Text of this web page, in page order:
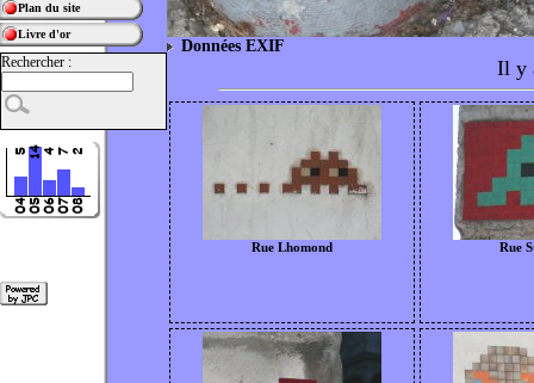
Plan du site
Livre d'or
Rechercher :
Données EXIF
Il y
Rue Lhomond Rue